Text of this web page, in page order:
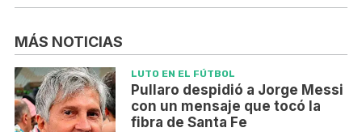
MÁS NOTICIAS
LUTO EN EL FÚTBOL
Pullaro despidió a Jorge Messi
con un mensaje que tocó la
fibra de Santa Fe